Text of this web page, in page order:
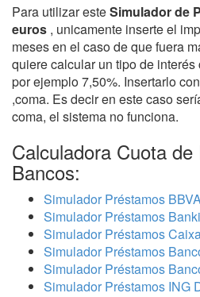
Para utilizar esteSimulador de
euros , unicamente inserte el
meses en el caso de que fuera
quiere calcular un tipo de
por ejemplo 7,50%. Insertarlo
,coma. Es decir en este caso
coma, el sistema no funciona.
Calculadora Cuota
Bancos:
Simulador Préstamos
Simulador Préstamos
Simulador Préstamos
Simulador Préstamos
Simulador Préstamos
Simulador Préstamos ING